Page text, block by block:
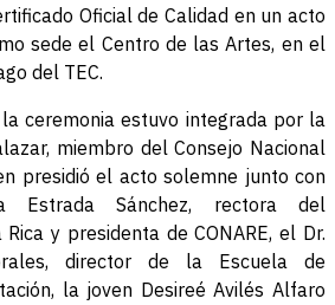
Oficial de Calidad en un acto
sede el Centro de las Artes, en el
del TEC.
ceremonia estuvo integrada por la
miembro del Consejo Nacional
presidió el acto solemne junto con
Estrada Sánchez, rectora del
y presidenta de CONARE, el Dr.
director de la Escuela de
la joven Desireé Avilés Alfaro